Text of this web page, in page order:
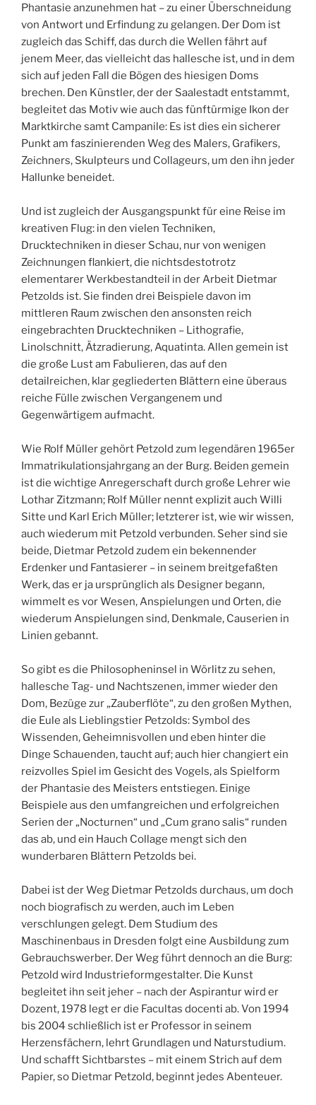
Phantasie anzunehmen hat – zu einer Überschneidung
von Antwort und Erfindung zu gelangen. Der Dom ist
zugleich das Schiff, das durch die Wellen fährt auf
jenem Meer, das vielleicht das hallesche ist, und in dem
sich auf jeden Fall die Bögen des hiesigen Doms
brechen. Den Künstler, der der Saalestadt entstammt,
begleitet das Motiv wie auch das fünftürmige Ikon der
Marktkirche samt Campanile: Es ist dies ein sicherer
Punkt am faszinierenden Weg des Malers, Grafikers,
Zeichners, Skulpteurs und Collageurs, um den ihn jeder
Hallunke beneidet.
Und ist zugleich der Ausgangspunkt für eine Reise im
kreativen Flug: in den vielen Techniken,
Drucktechniken in dieser Schau, nur von wenigen
Zeichnungen flankiert, die nichtsdestotrotz
elementarer Werkbestandteil in der Arbeit Dietmar
Petzolds ist. Sie finden drei Beispiele davon im
mittleren Raum zwischen den ansonsten reich
eingebrachten Drucktechniken – Lithografie,
Linolschnitt, Ätzradierung, Aquatinta. Allen gemein ist
die große Lust am Fabulieren, das auf den
detailreichen, klar gegliederten Blättern eine überaus
reiche Fülle zwischen Vergangenem und
Gegenwärtigem aufmacht.
Wie Rolf Müller gehört Petzold zum legendären 1965er
Immatrikulationsjahrgang an der Burg. Beiden gemein
ist die wichtige Anregerschaft durch große Lehrer wie
Lothar Zitzmann; Rolf Müller nennt explizit auch Willi
Sitte und Karl Erich Müller; letzterer ist, wie wir wissen,
auch wiederum mit Petzold verbunden. Seher sind sie
beide, Dietmar Petzold zudem ein bekennender
Erdenker und Fantasierer – in seinem breitgefaßten
Werk, das er ja ursprünglich als Designer begann,
wimmelt es vor Wesen, Anspielungen und Orten, die
wiederum Anspielungen sind, Denkmale, Causerien in
Linien gebannt.
So gibt es die Philosopheninsel in Wörlitz zu sehen,
hallesche Tag- und Nachtszenen, immer wieder den
Dom, Bezüge zur „Zauberflöte“, zu den großen Mythen,
die Eule als Lieblingstier Petzolds: Symbol des
Wissenden, Geheimnisvollen und eben hinter die
Dinge Schauenden, taucht auf; auch hier changiert ein
reizvolles Spiel im Gesicht des Vogels, als Spielform
der Phantasie des Meisters entstiegen. Einige
Beispiele aus den umfangreichen und erfolgreichen
Serien der „Nocturnen“ und „Cum grano salis“ runden
das ab, und ein Hauch Collage mengt sich den
wunderbaren Blättern Petzolds bei.
Dabei ist der Weg Dietmar Petzolds durchaus, um doch
noch biografisch zu werden, auch im Leben
verschlungen gelegt. Dem Studium des
Maschinenbaus in Dresden folgt eine Ausbildung zum
Gebrauchswerber. Der Weg führt dennoch an die Burg:
Petzold wird Industrieformgestalter. Die Kunst
begleitet ihn seit jeher – nach der Aspirantur wird er
Dozent, 1978 legt er die Facultas docenti ab. Von 1994
bis 2004 schließlich ist er Professor in seinem
Herzensfächern, lehrt Grundlagen und Naturstudium.
Und schafft Sichtbarstes – mit einem Strich auf dem
Papier, so Dietmar Petzold, beginnt jedes Abenteuer.